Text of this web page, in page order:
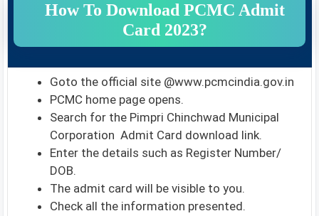
How To Download PCMC Admit
Card 2023?
Goto the official site @www.pcmcindia.gov.in
PCMC home page opens.
Search for the Pimpri Chinchwad Municipal
Corporation Admit Card download link.
Enter the details such as Register Number/
DOB.
The admit card will be visible to you.
Check all the information presented.